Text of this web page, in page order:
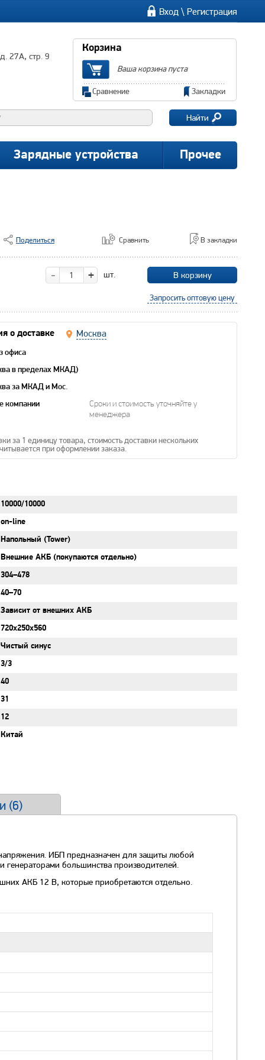
Вход \ Регистрация
27А, стр. 9
Корзина
Ваша корзина пуста
Сравнение Закладки
Найти
Зарядные устройства Прочее
Поделиться Сравнить В закладки
- + шт. В корзину
Запросить оптовую цену
о доставке Москва
офиса
в пределах МКАД)
за МКАД и Мос.
компании
Сроки и стоимость уточняйте у
менеджера
за 1 единицу товара, стоимость доставки нескольких
при оформлении заказа.
10000/10000
on-line
Напольный (Tower)
Внешние АКБ (покупаются отдельно)
304–478
40–70
Зависит от внешних АКБ
720х250х560
Чистый синус
3/3
40
31
12
Китай
(6)
ИБП предназначен для защиты любой
генераторами большинства производителей.
АКБ 12 В, которые приобретаются отдельно.